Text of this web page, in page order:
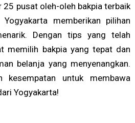
pusat oleh-oleh bakpia terbaik
memberikan pilihan
Dengan tips yang telah
memilih bakpia yang tepat dan
belanja yang menyenangkan.
kesempatan untuk membawa
Yogyakarta!